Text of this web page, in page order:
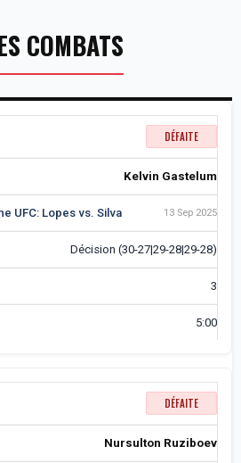
COMBATS
DÉFAITE
Kelvin Gastelum
UFC: Lopes vs. Silva 13 Sep 2025
Décision (30-27|29-28|29-28)
3
5:00
DÉFAITE
Nursulton Ruziboev